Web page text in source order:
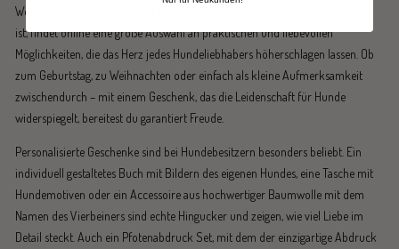
Wer auf der Suche nach einer besonderen Geschenkidee für Hundebesitzer
ist, findet online eine große Auswahl an praktischen und liebevollen
Möglichkeiten, die das Herz jedes Hundeliebhabers höherschlagen lassen. Ob
zum Geburtstag, zu Weihnachten oder einfach als kleine Aufmerksamkeit
zwischendurch – mit einem Geschenk, das die Leidenschaft für Hunde
widerspiegelt, bereitest du garantiert Freude.
Personalisierte Geschenke sind bei Hundebesitzern besonders beliebt. Ein
individuell gestaltetes Buch mit Bildern des eigenen Hundes, eine Tasche mit
Hundemotiven oder ein Accessoire aus hochwertiger Baumwolle mit dem
Namen des Vierbeiners sind echte Hingucker und zeigen, wie viel Liebe im
Detail steckt. Auch ein Pfotenabdruck Set, mit dem der einzigartige Abdruck